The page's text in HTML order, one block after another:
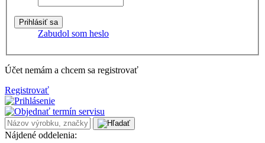
Zabudol som heslo
Účet nemám a chcem sa registrovať
Registrovať
Nájdené oddelenia: